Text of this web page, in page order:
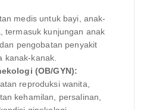
medis untuk bayi, anak-
termasuk kunjungan anak
pengobatan penyakit
kanak-kanak.
(OB/GYN):
reproduksi wanita,
kehamilan, persalinan,